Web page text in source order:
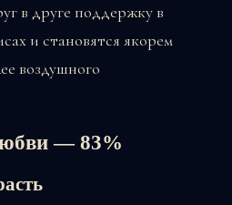
в друге поддержку в
и становятся якорем
воздушного
— 83%